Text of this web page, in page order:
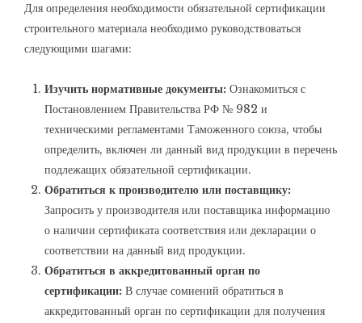
Для определения необходимости обязательной сертификации
строительного материала необходимо руководствоваться
следующими шагами:
Изучить нормативные документы: Ознакомиться с
Постановлением Правительства РФ № 982 и
техническими регламентами Таможенного союза, чтобы
определить, включен ли данный вид продукции в перечень
подлежащих обязательной сертификации.
Обратиться к производителю или поставщику:
Запросить у производителя или поставщика информацию
о наличии сертификата соответствия или декларации о
соответствии на данный вид продукции.
Обратиться в аккредитованный орган по
сертификации: В случае сомнений обратиться в
аккредитованный орган по сертификации для получения